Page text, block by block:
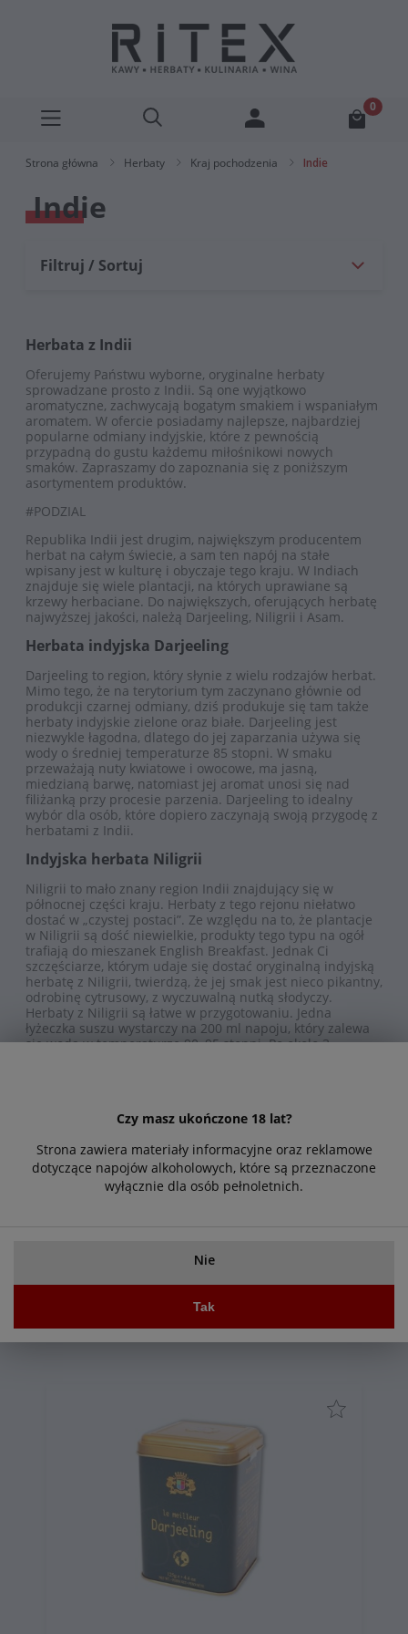
Strona główna Herbaty Kraj pochodzenia Indie
Czy masz ukończone 18 lat?
Strona zawiera materiały informacyjne oraz reklamowe
dotyczące napojów alkoholowych, które są przeznaczone
wyłącznie dla osób pełnoletnich.
Nie
Tak
Indie
Filtruj / Sortuj
Herbata z Indii
Oferujemy Państwu wyborne, oryginalne herbaty
sprowadzane prosto z Indii. Są one wyjątkowo
aromatyczne, zachwycają bogatym smakiem i wspaniałym
aromatem. W ofercie posiadamy najlepsze, najbardziej
popularne odmiany indyjskie, które z pewnością
przypadną do gustu każdemu miłośnikowi nowych
smaków. Zapraszamy do zapoznania się z poniższym
asortymentem produktów.
#PODZIAL
Republika Indii jest drugim, największym producentem
herbat na całym świecie, a sam ten napój na stałe
wpisany jest w kulturę i obyczaje tego kraju. W Indiach
znajduje się wiele plantacji, na których uprawiane są
krzewy herbaciane. Do największych, oferujących herbatę
najwyższej jakości, należą Darjeeling, Niligrii i Asam.
Herbata indyjska Darjeeling
Darjeeling to region, który słynie z wielu rodzajów herbat.
Mimo tego, że na terytorium tym zaczynano głównie od
produkcji czarnej odmiany, dziś produkuje się tam także
herbaty indyjskie zielone oraz białe. Darjeeling jest
niezwykle łagodna, dlatego do jej zaparzania używa się
wody o średniej temperaturze 85 stopni. W smaku
przeważają nuty kwiatowe i owocowe, ma jasną,
miedzianą barwę, natomiast jej aromat unosi się nad
filiżanką przy procesie parzenia. Darjeeling to idealny
wybór dla osób, które dopiero zaczynają swoją przygodę z
herbatami z Indii.
Indyjska herbata Niligrii
Niligrii to mało znany region Indii znajdujący się w
północnej części kraju. Herbaty z tego rejonu niełatwo
dostać w „czystej postaci”. Ze względu na to, że plantacje
w Niligrii są dość niewielkie, produkty tego typu na ogół
trafiają do mieszanek English Breakfast. Jednak Ci
szczęściarze, którym udaje się dostać oryginalną indyjską
herbatę z Niligrii, twierdzą, że jej smak jest nieco pikantny,
odrobinę cytrusowy, z wyczuwalną nutką słodyczy.
Herbaty z Niligrii są łatwe w przygotowaniu. Jedna
łyżeczka suszu wystarczy na 200 ml napoju, który zalewa
się wodą w temperaturze 90–95 stopni. Po około 3
Asam to największy producent herbaty na całym świecie,
herbacianych, znanych jako camellia assamica. Region ten
położony jest w północno-wschodnich Indiach. Herbaty
Assam są mocne, nieco gorzkawe i cierpkie, wpływ na to
ma tropikalny klimat – mokry i deszczowy. Czarne
smakiem herbaty mogą dosłodzić ją cukrem lub miodem.
naparu wystarczy jedna łyżeczka suszu. Zalecany czas
parzenia wynosi około 3 minut, jednak wydłużając go,
goryczkowy smak.